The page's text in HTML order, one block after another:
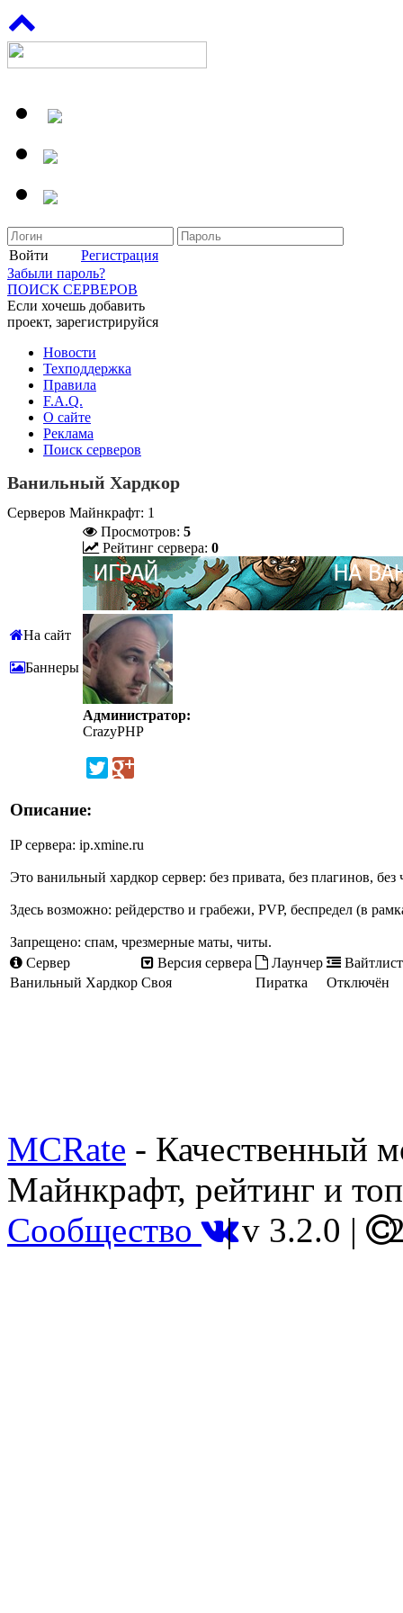
Войти
Регистрация
Забыли пароль?
ПОИСК СЕРВЕРОВ
Если хочешь добавить
проект, зарегистрируйся
Новости
Техподдержка
Правила
F.A.Q.
О сайте
Реклама
Поиск серверов
Ванильный Хардкор
Серверов Майнкрафт: 1
На сайт
Баннеры
Просмотров: 5
Рейтинг сервера: 0
Администратор:
CrazyPHP
Описание:
IP сервера: ip.xmine.ru
Это ванильный хардкор сервер: без привата, без плагинов,
Здесь возможно: рейдерство и грабежи, PVP, беспредел (в
Запрещено: спам, чрезмерные маты, читы.
Сервер
Версия сервера Лаунчер
Вайтлист
Ванильный Хардкор Своя Пиратка Отключён
MCRate - Качественный
Майнкрафт, рейтинг и
Сообщество |v 3.2.0 |